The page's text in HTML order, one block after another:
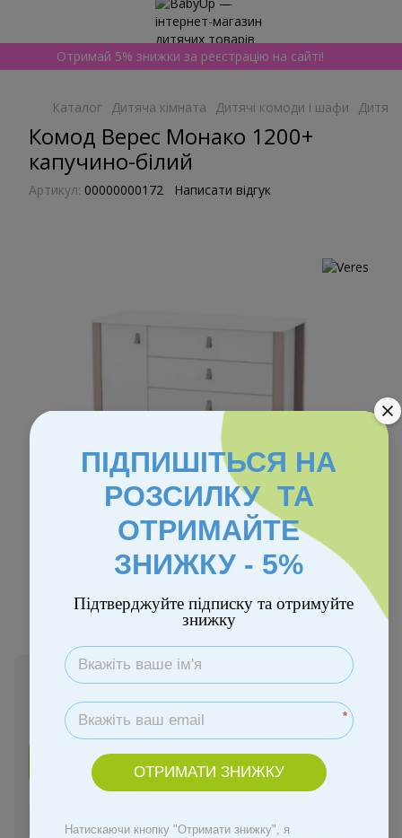
Отримай 5% знижки за реєстрацію на сайті!
Каталог Дитяча кімната Дитячі комоди і шафи
Комод Верес Монако 1200+
капучино-білий
Артикул: 00000000172 Написати відгук
В наявності
9 990 грн
Купити
Оплата Частинами
ПІДПИШІТЬСЯ НА
РОЗСИЛКУ ТА
ОТРИМАЙТЕ
ЗНИЖКУ - 5%
Підтверджуйте підписку та отримуйте
знижку
*
ОТРИМАТИ ЗНИЖКУ
Натискаючи кнопку "Отримати знижку", я